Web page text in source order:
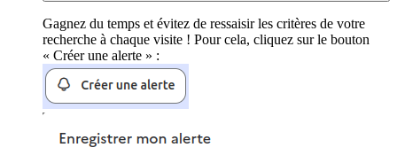
Gagnez du temps et évitez de ressaisir les critères de votre
recherche à chaque visite ! Pour cela, cliquez sur le bouton
« Créer une alerte » :